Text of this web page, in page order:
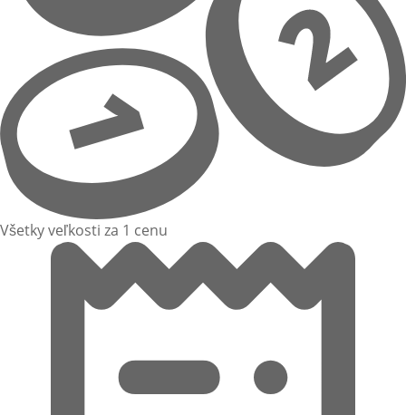
Všetky veľkosti za 1 cenu